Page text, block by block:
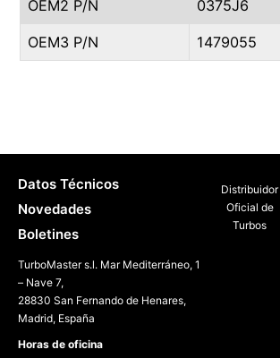
OEM2 P/N 0375J6
OEM3 P/N 1479055
Distribuidor
Oficial de
Turbos
Datos Técnicos
Novedades
Boletines
TurboMaster s.l. Mar Mediterráneo, 1
– Nave 7,
28830 San Fernando de Henares,
Madrid, España
Horas de oficina